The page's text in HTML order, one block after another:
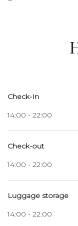
Check-In
14:00 - 22:00
Check-out
14:00 - 22:00
Luggage storage
14:00 - 22:00